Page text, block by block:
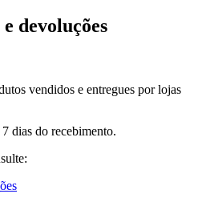
devoluções
vendidos e entregues por lojas
dias do recebimento.